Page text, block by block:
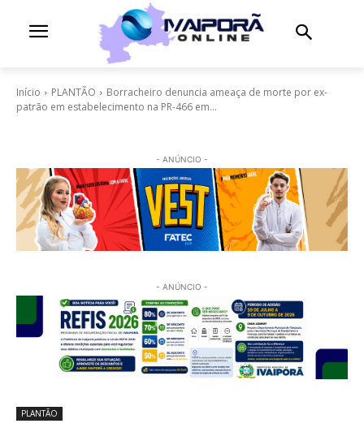
Início PLANTÃO
Borracheiro denuncia ameaça de morte por ex-
patrão em estabelecimento na PR-466 em...
- ANÚNCIO -
- ANÚNCIO -
PLANTÃO